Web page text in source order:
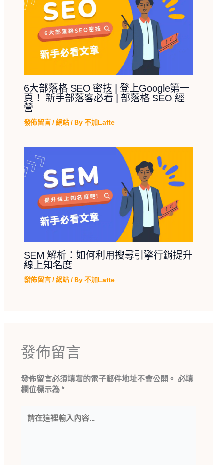
6大部落格 SEO 密技 | 登上Google第一
頁！ 新手部落客必看 | 部落格 SEO 經
營
發佈留言/網站/ By不加Latte
SEM 解析：如何利用搜尋引擎行銷提升
線上知名度
發佈留言/網站/ By不加Latte
發佈留言
發佈留言必須填寫的電子郵件地址不會公開。 必填
欄位標示為*
在